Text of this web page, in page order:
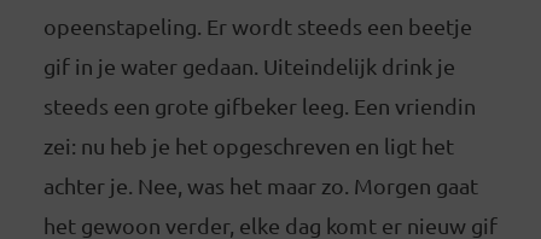
opeenstapeling. Er wordt steeds een beetje
gif in je water gedaan. Uiteindelijk drink je
steeds een grote gifbeker leeg. Een vriendin
zei: nu heb je het opgeschreven en ligt het
achter je. Nee, was het maar zo. Morgen gaat
het gewoon verder, elke dag komt er nieuw gif